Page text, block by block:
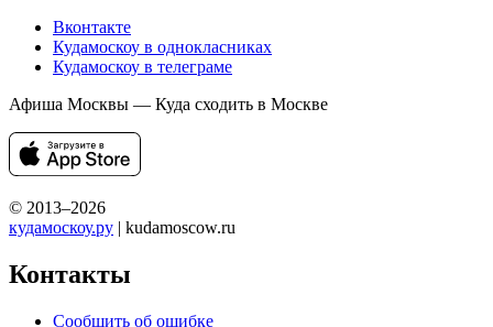
Вконтакте
Кудамоскоу в однокласниках
Кудамоскоу в телеграме
Афиша Москвы — Куда сходить в Москве
© 2013–2026
кудамоскоу.ру | kudamoscow.ru
Контакты
Сообщить об ошибке